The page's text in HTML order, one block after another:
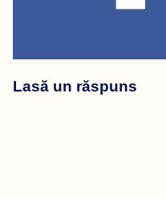
Lasă un răspuns